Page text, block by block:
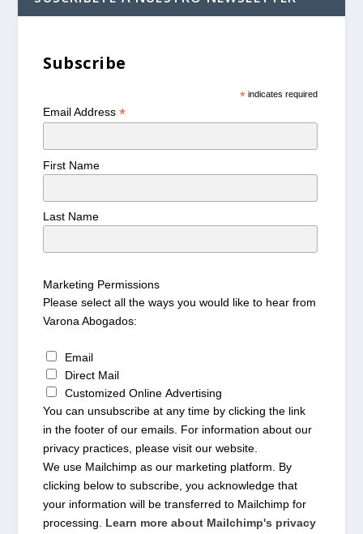
Subscribe
*indicates required
Email Address*
First Name
Last Name
Marketing Permissions
Please select all the ways you would like to hear from
Varona Abogados:
Email
Direct Mail
Customized Online Advertising
You can unsubscribe at any time by clicking the link
in the footer of our emails. For information about our
privacy practices, please visit our website.
We use Mailchimp as our marketing platform. By
clicking below to subscribe, you acknowledge that
your information will be transferred to Mailchimp for
processing. Learn more about Mailchimp's privacy